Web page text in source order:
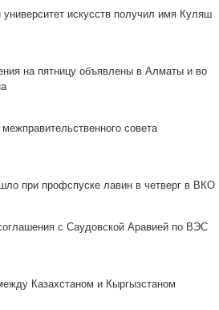
университет искусств получил имя Куляш
на пятницу объявлены в Алматы и во
совета
при профспуске лавин в четверг в ВКО
с Саудовской Аравией по ВЭС
Казахстаном и Кыргызстаном